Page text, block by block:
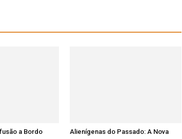
a Bordo
Alienígenas do Passado: A Nova